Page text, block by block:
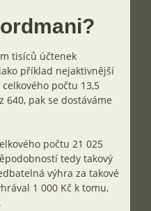
tisíců účtenek
příklad nejaktivnější
počtu 13,5
pak se dostáváme
počtu 21 025
tedy takový
výhra za takové
1 000 Kč k tomu,